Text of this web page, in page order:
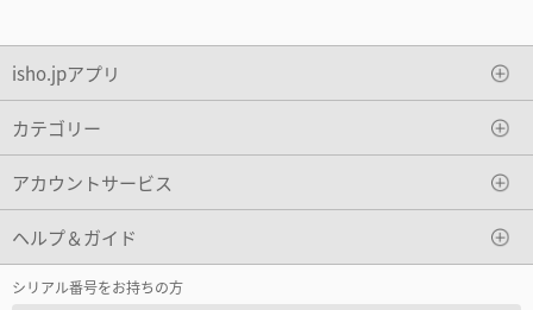
isho.jpアプリ
カテゴリー
アカウントサービス
ヘルプ＆ガイド
シリアル番号をお持ちの方